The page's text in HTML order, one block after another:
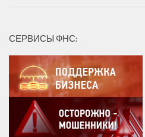
СЕРВИСЫ ФНС: